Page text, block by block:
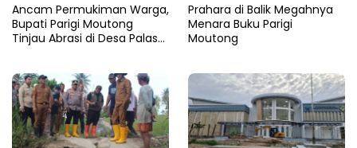
Ancam Permukiman Warga,
Bupati Parigi Moutong
Tinjau Abrasi di Desa Palasa
Prahara di Balik Megahnya
Menara Buku Parigi
Moutong